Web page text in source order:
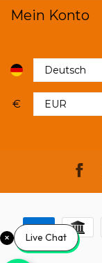
Mein Konto
€
Live Chat